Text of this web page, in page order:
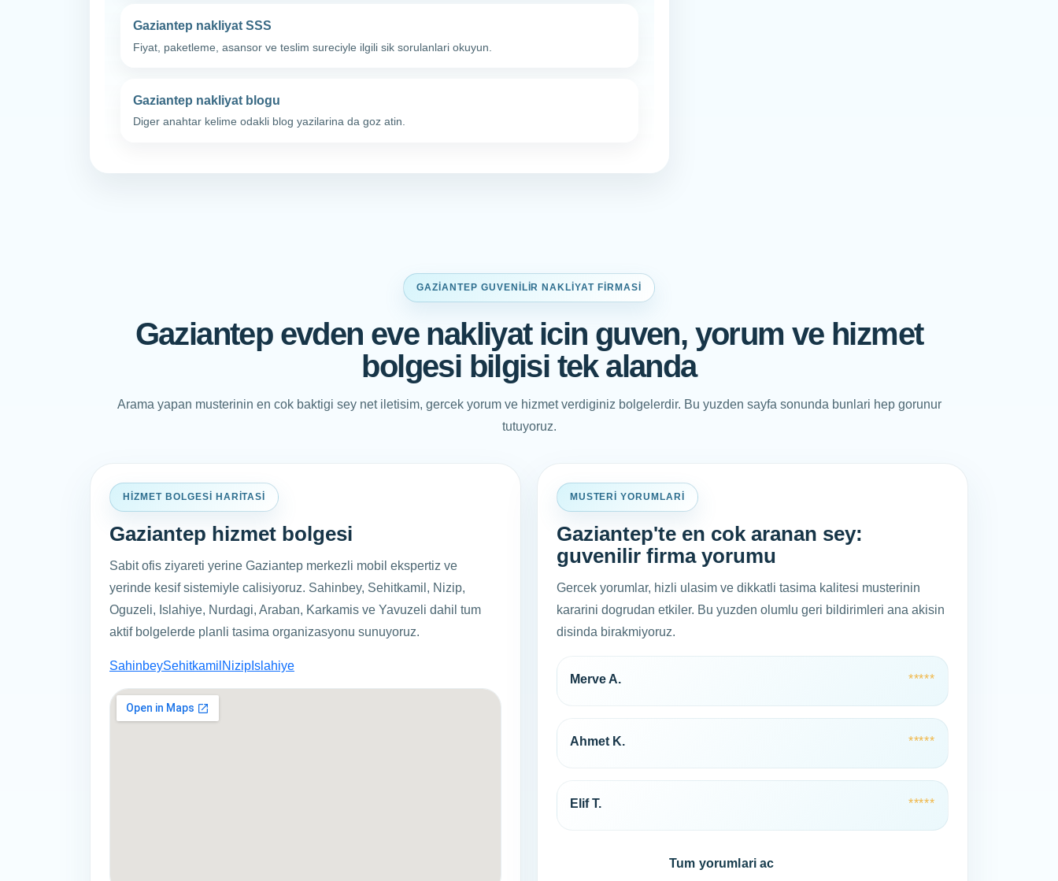
Gaziantep nakliyat SSS
Fiyat, paketleme, asansor ve teslim sureciyle ilgili sik sorulanlari okuyun.
Gaziantep nakliyat blogu
Diger anahtar kelime odakli blog yazilarina da goz atin.
GAZIANTEP GUVENILIR NAKLIYAT FIRMASI
Gaziantep evden eve nakliyat icin guven, yorum ve hizmet
bolgesi bilgisi tek alanda
Arama yapan musterinin en cok baktigi sey net iletisim, gercek yorum ve hizmet verdiginiz bolgelerdir. Bu yuzden sayfa sonunda bunlari hep gorunur
tutuyoruz.
HIZMET BOLGESI HARITASI
Gaziantep hizmet bolgesi
Sabit ofis ziyareti yerine Gaziantep merkezli mobil ekspertiz ve
yerinde kesif sistemiyle calisiyoruz. Sahinbey, Sehitkamil, Nizip,
Oguzeli, Islahiye, Nurdagi, Araban, Karkamis ve Yavuzeli dahil tum
aktif bolgelerde planli tasima organizasyonu sunuyoruz.
SahinbeySehitkamil Nizip Islahiye
MUSTERI YORUMLARI
Gaziantep'te en cok aranan sey:
guvenilir firma yorumu
Gercek yorumlar, hizli ulasim ve dikkatli tasima kalitesi musterinin
kararini dogrudan etkiler. Bu yuzden olumlu geri bildirimleri ana akisin
disinda birakmiyoruz.
Merve A. *****
Ahmet K. *****
Elif T. *****
Tum yorumlari ac